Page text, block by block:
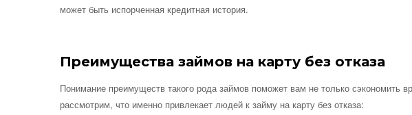
может быть испорченная кредитная история.
Преимущества займов на карту без отказа
Понимание преимуществ такого рода займов поможет вам не только сэкономить
рассмотрим, что именно привлекает людей к займу на карту без отказа: